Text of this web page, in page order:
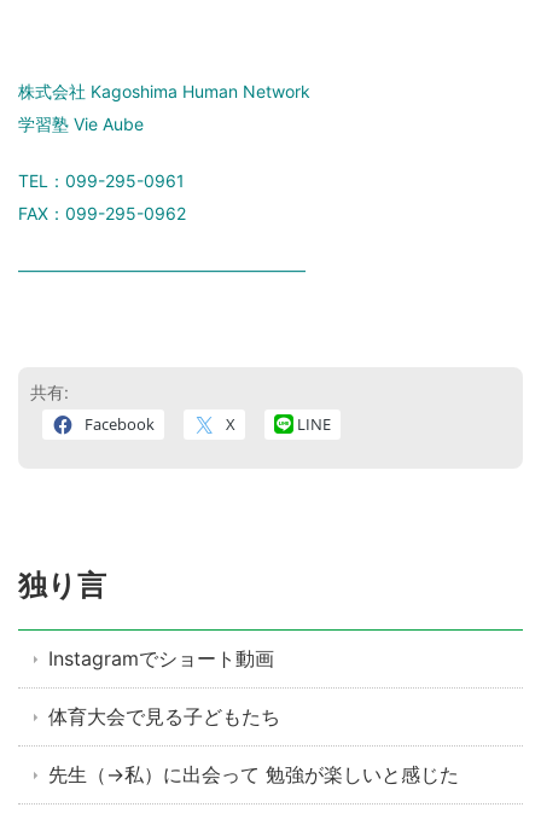
株式会社 Kagoshima Human Network
学習塾 Vie Aube
TEL：099-295-0961
FAX：099-295-0962
―――――――――――――――――
共有:
Facebook X LINE
独り言
Instagramでショート動画
体育大会で見る子どもたち
先生（→私）に出会って 勉強が楽しいと感じた